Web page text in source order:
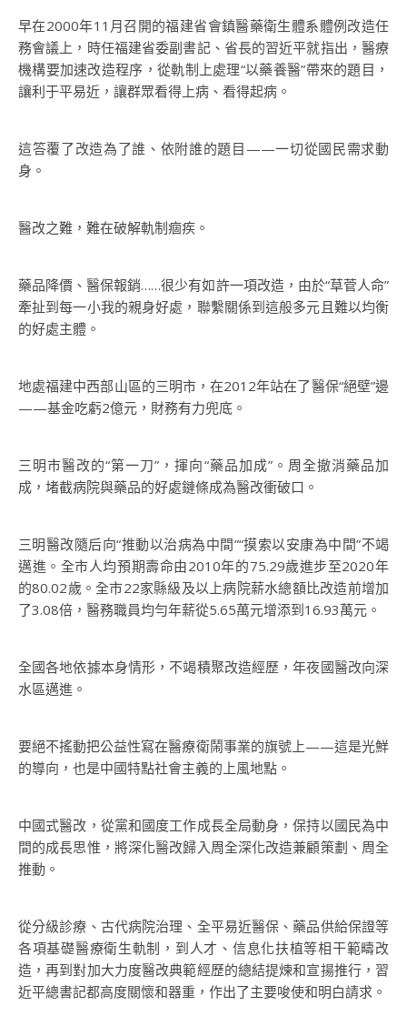
早在2000年11月召開的福建省會鎮醫藥衛生體系體例改造任
務會議上，時任福建省委副書記、省長的習近平就指出，醫療
機構要加速改造程序，從軌制上處理“以藥養醫”帶來的題目，
讓利于平易近，讓群眾看得上病、看得起病。
這答覆了改造為了誰、依附誰的題目——一切從國民需求動
身。
醫改之難，難在破解軌制痼疾。
藥品降價、醫保報銷……很少有如許一項改造，由於“草菅人命”
牽扯到每一小我的親身好處，聯繫關係到這般多元且難以均衡
的好處主體。
地處福建中西部山區的三明市，在2012年站在了醫保“絕壁”邊
——基金吃虧2億元，財務有力兜底。
三明市醫改的“第一刀”，揮向“藥品加成”。周全撤消藥品加
成，堵截病院與藥品的好處鏈條成為醫改衝破口。
三明醫改隨后向“推動以治病為中間”“摸索以安康為中間”不竭
邁進。全市人均預期壽命由2010年的75.29歲進步至2020年
的80.02歲。全市22家縣級及以上病院薪水總額比改造前增加
了3.08倍，醫務職員均勻年薪從5.65萬元增添到16.93萬元。
全國各地依據本身情形，不竭積聚改造經歷，年夜國醫改向深
水區邁進。
要絕不搖動把公益性寫在醫療衛鬧事業的旗號上——這是光鮮
的導向，也是中國特點社會主義的上風地點。
中國式醫改，從黨和國度工作成長全局動身，保持以國民為中
間的成長思惟，將深化醫改歸入周全深化改造兼顧策劃、周全
推動。
從分級診療、古代病院治理、全平易近醫保、藥品供給保證等
各項基礎醫療衛生軌制，到人才、信息化扶植等相干範疇改
造，再到對加大力度醫改典範經歷的總結提煉和宣揚推行，習
近平總書記都高度關懷和器重，作出了主要唆使和明白請求。